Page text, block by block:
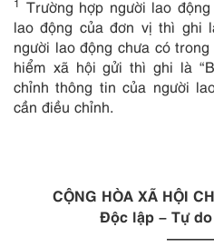
Trường hợp người lao
lao động của đơn vị thì ghi
người lao động chưa có
hiểm xã hội gửi thì ghi là
chỉnh thông tin của người
cần điều chỉnh.
CỘNG HÒA XÃ HỘI
Độc lập – Tự